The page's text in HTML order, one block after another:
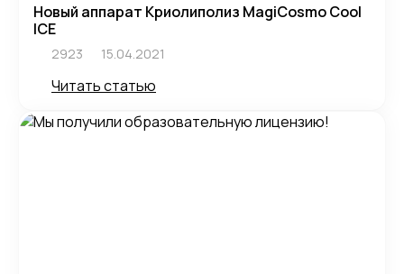
Новый аппарат Криолиполиз MagiCosmo Cool
ICE
2923 15.04.2021
Читать статью